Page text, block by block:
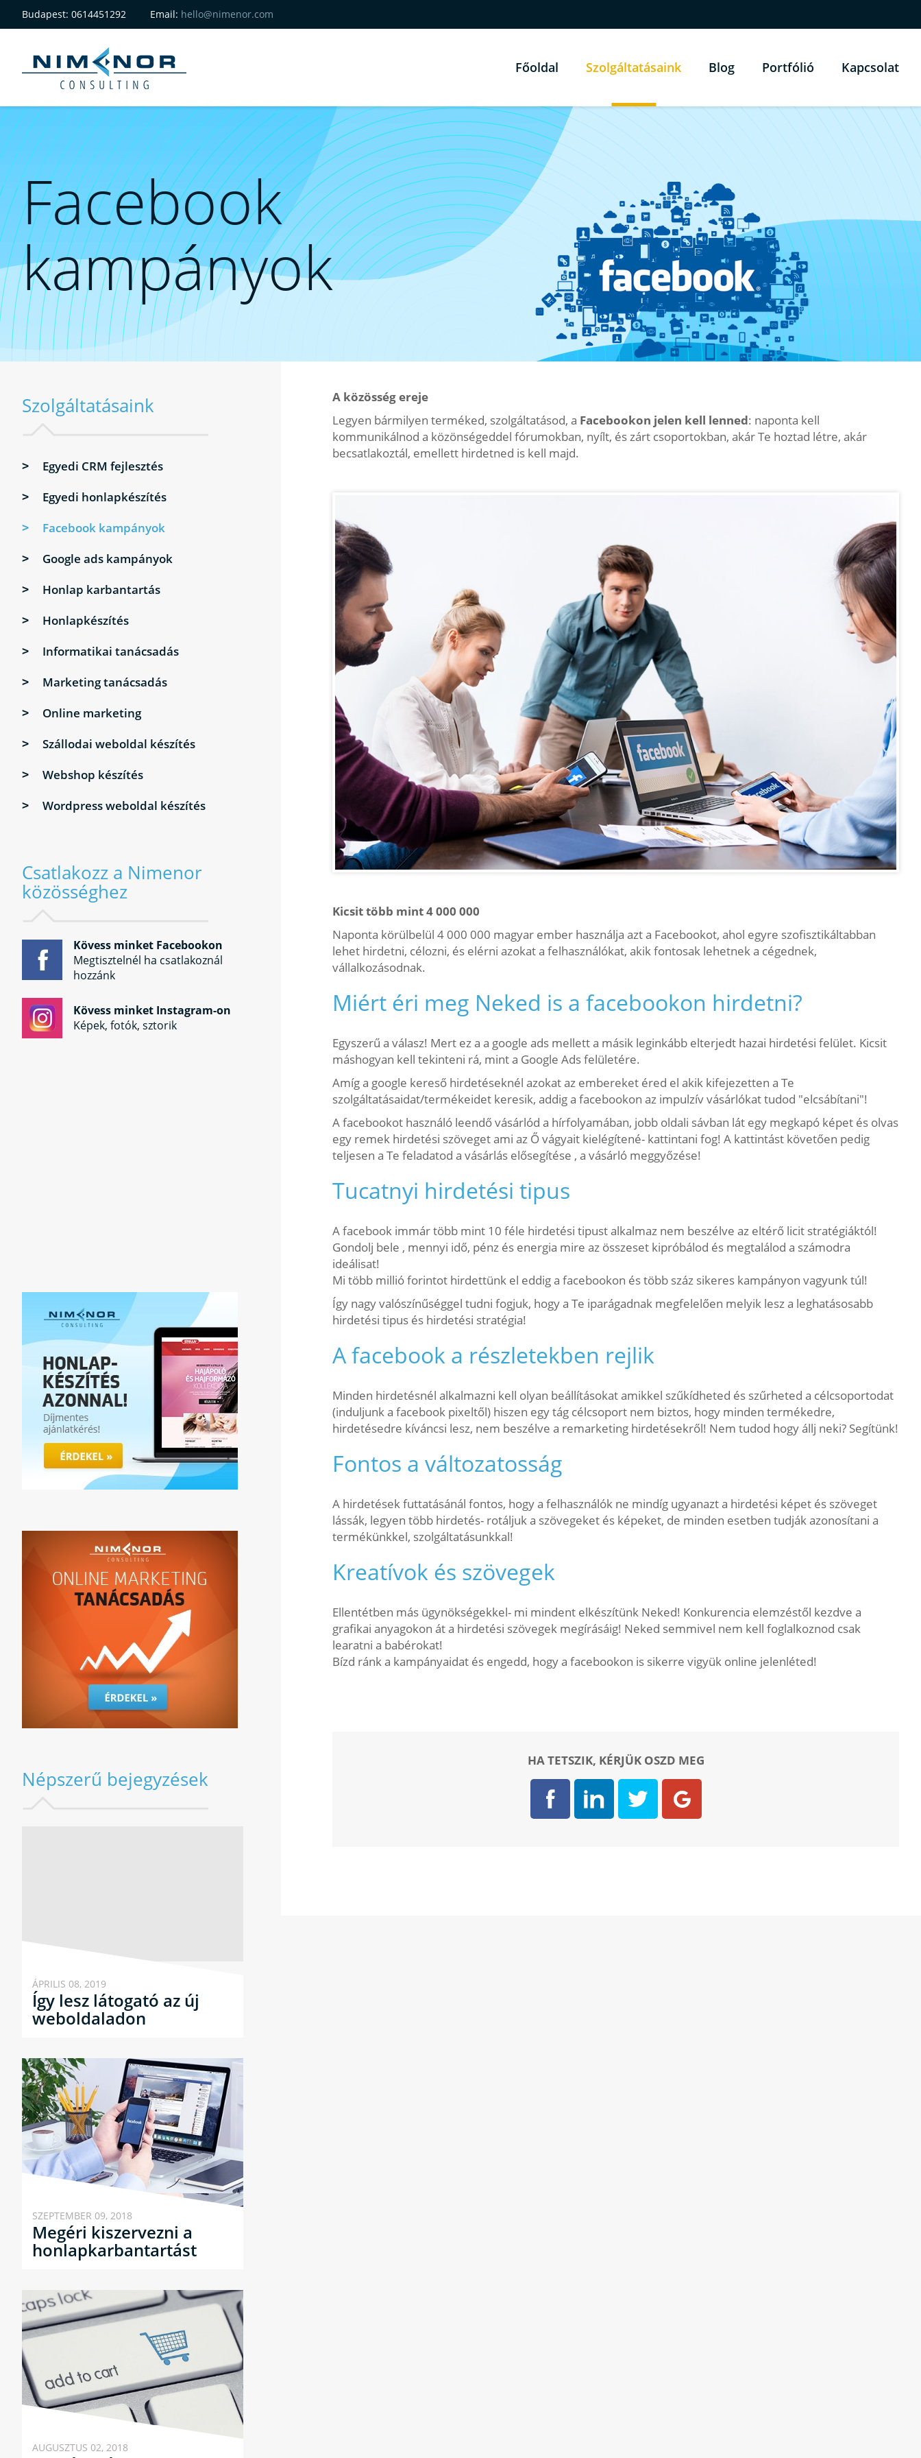
Budapest: 0614451292 Email: hello@nimenor.com
Főoldal Szolgáltatásaink Blog Portfólió Kapcsolat
Facebook
kampányok
Szolgáltatásaink
Egyedi CRM fejlesztés
Egyedi honlapkészítés
Facebook kampányok
Google ads kampányok
Honlap karbantartás
Honlapkészítés
Informatikai tanácsadás
Marketing tanácsadás
Online marketing
Szállodai weboldal készítés
Webshop készítés
Wordpress weboldal készítés
Csatlakozz a Nimenor
közösséghez
Kövess minket Facebookon
Megtisztelnél ha csatlakoznál
hozzánk
Kövess minket Instagram-on
Képek, fotók, sztorik
Népszerű bejegyzések
ÁPRILIS 08, 2019
Így lesz látogató az új
weboldaladon
SZEPTEMBER 09, 2018
Megéri kiszervezni a
honlapkarbantartást
AUGUSZTUS 02, 2018
A közösség ereje
Legyen bármilyen terméked, szolgáltatásod, a Facebookon jelen kell lenned: naponta kell
kommunikálnod a közönségeddel fórumokban, nyílt, és zárt csoportokban, akár Te hoztad létre, akár
becsatlakoztál, emellett hirdetned is kell majd.
Kicsit több mint 4 000 000
Naponta körülbelül 4 000 000 magyar ember használja azt a Facebookot, ahol egyre szofisztikáltabban
lehet hirdetni, célozni, és elérni azokat a felhasználókat, akik fontosak lehetnek a cégednek,
vállalkozásodnak.
Miért éri meg Neked is a facebookon hirdetni?
Egyszerű a válasz! Mert ez a a google ads mellett a másik leginkább elterjedt hazai hirdetési felület. Kicsit
máshogyan kell tekinteni rá, mint a Google Ads felületére.
Amíg a google kereső hirdetéseknél azokat az embereket éred el akik kifejezetten a Te
szolgáltatásaidat/termékeidet keresik, addig a facebookon az impulzív vásárlókat tudod "elcsábítani"!
A facebookot használó leendő vásárlód a hírfolyamában, jobb oldali sávban lát egy megkapó képet és olvas
egy remek hirdetési szöveget ami az Ő vágyait kielégítené- kattintani fog! A kattintást követően pedig
teljesen a Te feladatod a vásárlás elősegítése , a vásárló meggyőzése!
Tucatnyi hirdetési tipus
A facebook immár több mint 10 féle hirdetési tipust alkalmaz nem beszélve az eltérő licit stratégiáktól!
Gondolj bele , mennyi idő, pénz és energia mire az összeset kipróbálod és megtalálod a számodra
ideálisat!
Mi több millió forintot hirdettünk el eddig a facebookon és több száz sikeres kampányon vagyunk túl!
Így nagy valószínűséggel tudni fogjuk, hogy a Te iparágadnak megfelelően melyik lesz a leghatásosabb
hirdetési tipus és hirdetési stratégia!
A facebook a részletekben rejlik
Minden hirdetésnél alkalmazni kell olyan beállításokat amikkel szűkídheted és szűrheted a célcsoportodat
(induljunk a facebook pixeltől) hiszen egy tág célcsoport nem biztos, hogy minden termékedre,
hirdetésedre kíváncsi lesz, nem beszélve a remarketing hirdetésekről! Nem tudod hogy állj neki? Segítünk!
Fontos a változatosság
A hirdetések futtatásánál fontos, hogy a felhasználók ne mindíg ugyanazt a hirdetési képet és szöveget
lássák, legyen több hirdetés- rotáljuk a szövegeket és képeket, de minden esetben tudják azonosítani a
termékünkkel, szolgáltatásunkkal!
Kreatívok és szövegek
Ellentétben más ügynökségekkel- mi mindent elkészítünk Neked! Konkurencia elemzéstől kezdve a
grafikai anyagokon át a hirdetési szövegek megírásáig! Neked semmivel nem kell foglalkoznod csak
learatni a babérokat!
Bízd ránk a kampányaidat és engedd, hogy a facebookon is sikerre vigyük online jelenléted!
HA TETSZIK, KÉRJÜK OSZD MEG